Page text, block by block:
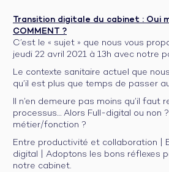
Transition digitale du cabinet : Oui
COMMENT ?
C’est le « sujet » que nous vous
jeudi 22 avril 2021 à 13h avec notre
Le contexte sanitaire actuel que
qu’il est plus que temps de passer
Il n’en demeure pas moins qu’il faut
processus… Alors Full-digital ou non
métier/fonction ?
Entre productivité et collaboration |
digital | Adoptons les bons réflexes
notre cabinet.